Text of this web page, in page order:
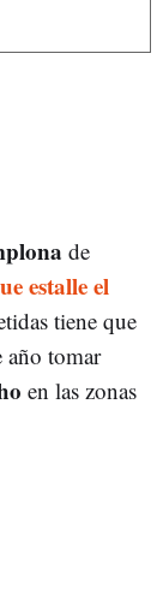
de
estalle el
tiene que
año tomar
en las zonas